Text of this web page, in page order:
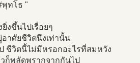
พุทโธ "
งขึ้นไปเรื่อยๆ
อาศัยชีวิตนึงเท่านั้น
ชีวิตนี้ไม่มีหรอกอะไรที่สมหวัง
ก็พลัดพรากจากกันไป